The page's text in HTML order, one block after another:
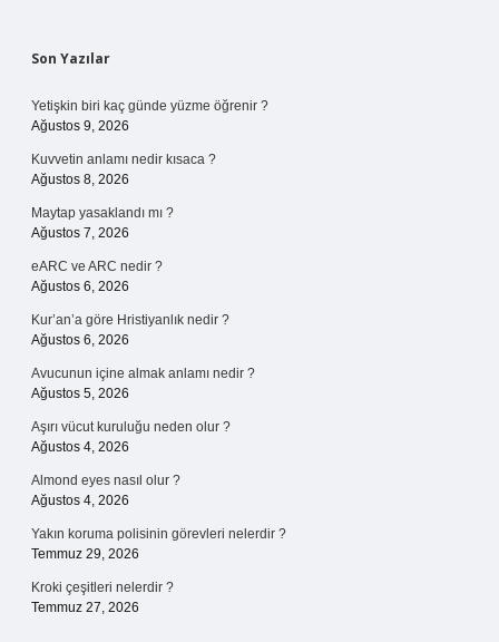
Sidebar
Son Yazılar
Yetişkin biri kaç günde yüzme öğrenir ?
Ağustos 9, 2026
Kuvvetin anlamı nedir kısaca ?
Ağustos 8, 2026
Maytap yasaklandı mı ?
Ağustos 7, 2026
eARC ve ARC nedir ?
Ağustos 6, 2026
Kur’an’a göre Hristiyanlık nedir ?
Ağustos 6, 2026
Avucunun içine almak anlamı nedir ?
Ağustos 5, 2026
Aşırı vücut kuruluğu neden olur ?
Ağustos 4, 2026
Almond eyes nasıl olur ?
Ağustos 4, 2026
Yakın koruma polisinin görevleri nelerdir ?
Temmuz 29, 2026
Kroki çeşitleri nelerdir ?
Temmuz 27, 2026